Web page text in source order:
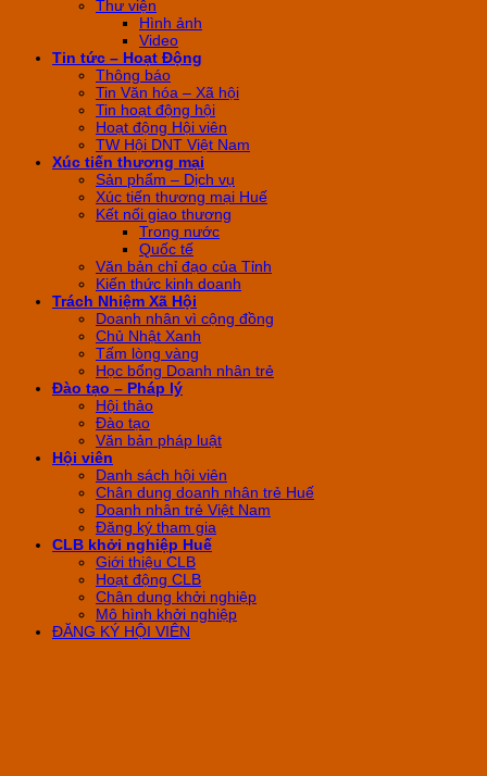
Thư viện
Hình ảnh
Video
Tin tức – Hoạt Động
Thông báo
Tin Văn hóa – Xã hội
Tin hoạt động hội
Hoạt động Hội viên
TW Hội DNT Việt Nam
Xúc tiến thương mại
Sản phẩm – Dịch vụ
Xúc tiến thương mại Huế
Kết nối giao thương
Trong nước
Quốc tế
Văn bản chỉ đạo của Tỉnh
Kiến thức kinh doanh
Trách Nhiệm Xã Hội
Doanh nhân vì cộng đồng
Chủ Nhật Xanh
Tấm lòng vàng
Học bổng Doanh nhân trẻ
Đào tạo – Pháp lý
Hội thảo
Đào tạo
Văn bản pháp luật
Hội viên
Danh sách hội viên
Chân dung doanh nhân trẻ Huế
Doanh nhân trẻ Việt Nam
Đăng ký tham gia
CLB khởi nghiệp Huế
Giới thiệu CLB
Hoạt động CLB
Chân dung khởi nghiệp
Mô hình khởi nghiệp
ĐĂNG KÝ HỘI VIÊN